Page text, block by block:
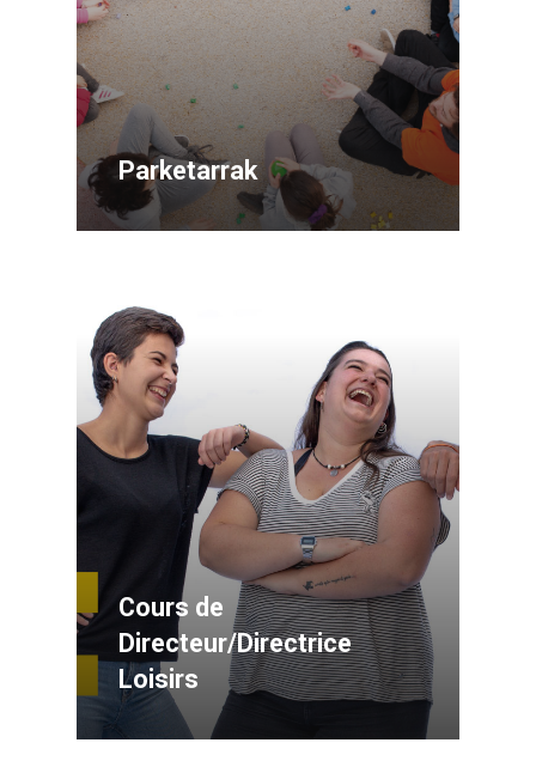
Parketarrak
Cours de
Directeur/Directrice
Loisirs